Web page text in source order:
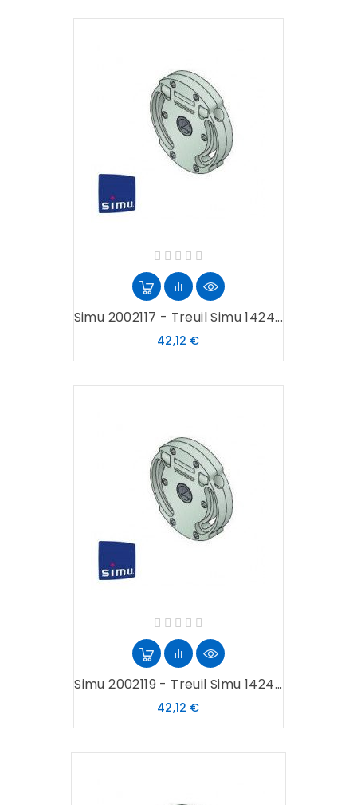
Simu 2002117 - Treuil Simu 1424...
42,12 €Prix
Simu 2002119 - Treuil Simu 1424...
42,12 €Prix